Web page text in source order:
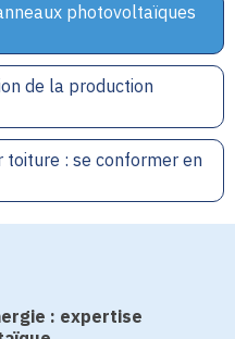
photovoltaïques
de la production
: se conformer en
: expertise